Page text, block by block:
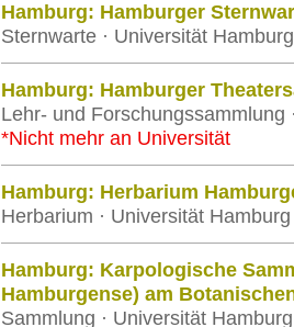
Hamburg: Hamburger
Sternwarte · Universität Hamburg
Hamburg: Hamburger
Lehr- und Forschungssammlung
*Nicht mehr an Universität
Hamburg: Herbarium
Herbarium · Universität Hamburg
Hamburg: Karpologische
Hamburgense) am
Sammlung · Universität Hamburg